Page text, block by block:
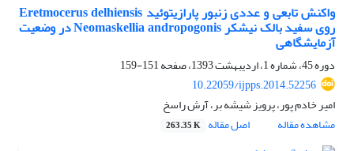
واکنش تابعی و عددی زنبور پارازیتوئید Eretmocerus delhiensis
روی سفید بالک نیشکر Neomaskellia andropogonis در وضعیت
آزمایشگاهی
دوره 45، شماره 1، اردیبهشت 1393، صفحه
151-159
10.22059/ijpps.2014.52256
امیر خادم پور، پرویز شیشه بر، آرش راسخ
مشاهده مقاله
اصل مقاله 263.35 K